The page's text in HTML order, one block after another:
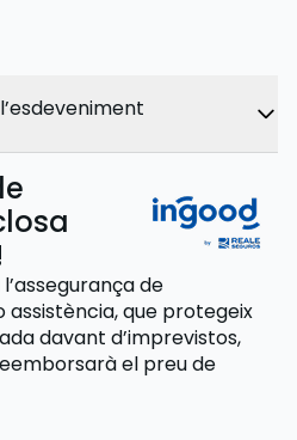
de
que protegeix
davant d’imprevistos,
el preu de